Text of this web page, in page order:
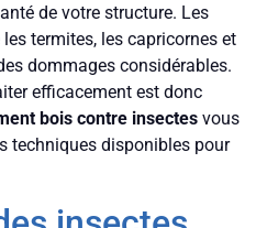
de votre structure. Les
termites, les capricornes et
dommages considérables.
efficacement est donc
bois contre insectes vous
techniques disponibles pour